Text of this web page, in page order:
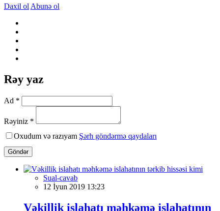
Daxil ol Abunə ol
Rəy yaz
Ad *
Rəyiniz *
Oxudum və razıyam Şərh göndərmə qaydaları
Göndər
Sual-cavab
12 İyun 2019 13:23
Vəkillik islahatı məhkəmə islahatının